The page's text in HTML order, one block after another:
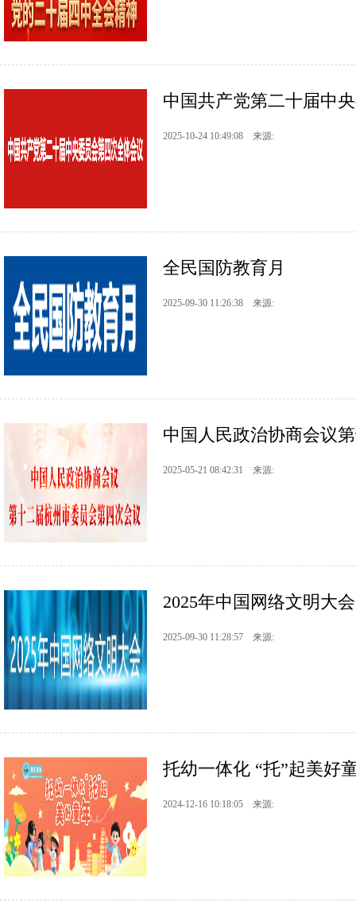
中国共产党第二十届中
2025-10-24 10:49:08 来源:
全民国防教育月
2025-09-30 11:26:38 来源:
中国人民政治协商会议
2025-05-21 08:42:31 来源:
2025年中国网络文明大会
2025-09-30 11:28:57 来源:
托幼一体化 “托”起美好
2024-12-16 10:18:05 来源: